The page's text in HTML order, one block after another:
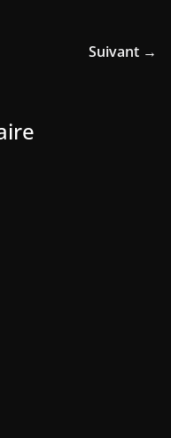
Suivant →